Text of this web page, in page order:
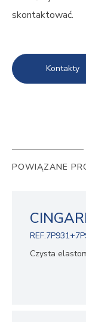
skontaktować.
Kontakty
POWIĄZANE
Czysta